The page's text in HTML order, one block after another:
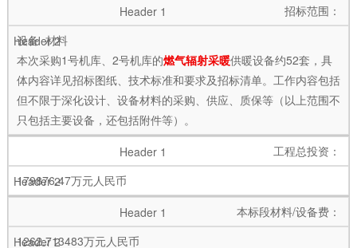
招标范围：
设备 材料
本次采购1号机库、2号机库的燃气辐射采暖供暖设备约52套，具
体内容详见招标图纸、技术标准和要求及招标清单。工作内容包括
但不限于深化设计、设备材料的采购、供应、质保等（以上范围不
只包括主要设备，还包括附件等）。
工程总投资：
179876.47万元人民币
本标段材料/设备费：
1262.713483万元人民币